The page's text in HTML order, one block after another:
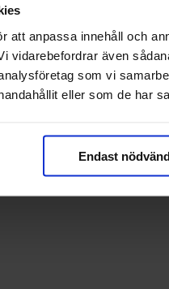
att anpassa innehåll och
vidarebefordrar även
som vi
eller som de har
Endast
– när det passar dig. Få